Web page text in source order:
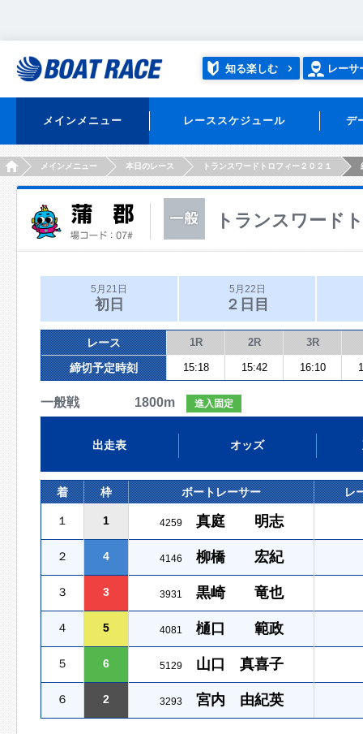
知る楽しむ レーサ
メインメニュー レーススケジュール デ
HOMEメインメニュー 本日のレース トランスワードトロフィー２０２１
トランスワード
5月21日
初日
5月22日
２日目
レース 1R 2R 3R
締切予定時刻 15:18 15:42 16:10
一般戦 1800m 進入固定
出走表 オッズ
着 枠 ボートレーサー レ
１ 1 4259 真庭 明志
２ 4 4146 柳橋 宏紀
３ 3 3931 黒崎 竜也
４ 5 4081 樋口 範政
５ 6 5129 山口 真喜子
６ 2 3293 宮内 由紀英